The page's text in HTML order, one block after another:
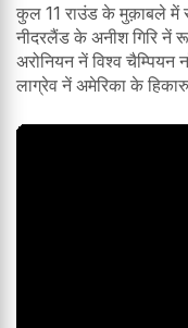
कुल 11 राउंड के मुक़ाबले में
नीदरलैंड के अनीश गिरि नें
अरोनियन नें विश्व
लाग्रेव नें अमेरिका के